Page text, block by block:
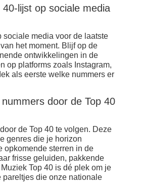
lijst op sociale media
media voor de laatste
het moment. Blijf op de
ontwikkelingen in de
op platforms zoals Instagram,
als eerste welke nummers er
door de Top 40
de Top 40 te volgen. Deze
genres die je horizon
opkomende sterren in de
frisse geluiden, pakkende
Top 40 is dé plek om je
pareltjes die onze nationale